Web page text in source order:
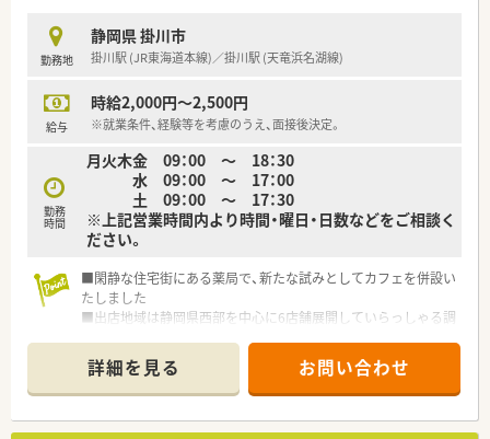
業後のプライベートな予定も立てやすい求人です。
【こんな方が活躍中】
理なく働きながら家庭と両立しているスタッフです。
■ブランクから復帰し、周囲のサポートを受けながら少しずつ感
■高いコミュニケーション能力を活かし、患者様に寄り添った丁
寧で明るい服薬指導を実践している薬剤師です。
勤務地
静岡県 掛川市
掛川駅 (JR東海道本線)／掛川駅 (天竜浜名湖線)
給与
時給2,000円～2,500円
※就業条件、経験等を考慮のうえ、面接後決定。
勤務
時間
月火木金 09：00 ～ 18：30
水 09：00 ～ 17：00
土 09：00 ～ 17：30
※上記営業時間内より時間・曜日・日数などをご相談く
ださい。
■閑静な住宅街にある薬局で、新たな試みとしてカフェを併設い
たしました
■出店地域は静岡県西部を中心に6店舗展開していらっしゃる調
■患者と医療機関の間に立ち、双方に貢献したいという強い思い
がございます。
詳細を見る お問い合わせ